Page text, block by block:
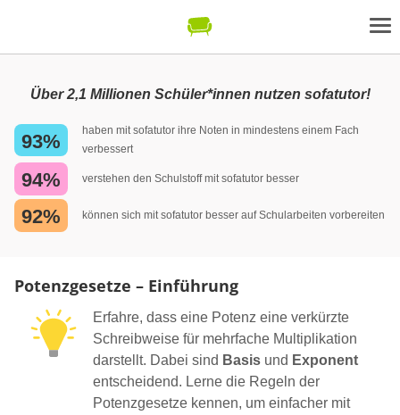
Über 2,1 Millionen Schüler*innen nutzen sofatutor!
93%
haben mit sofatutor ihre Noten in mindestens einem Fach
verbessert
94% verstehen den Schulstoff mit sofatutor besser
92% können sich mit sofatutor besser auf Schularbeiten vorbereiten
Potenzgesetze – Einführung
Erfahre, dass eine Potenz eine verkürzte
Schreibweise für mehrfache Multiplikation
darstellt. Dabei sind Basis und Exponent
entscheidend. Lerne die Regeln der
Potenzgesetze kennen, um einfacher mit